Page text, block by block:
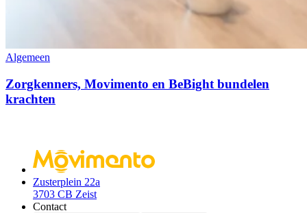
Algemeen
Zorgkenners, Movimento en BeBight bundelen
krachten
Zusterplein 22a
3703 CB Zeist
Contact